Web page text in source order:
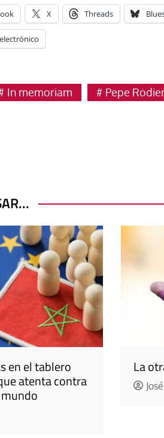
X Threads
In memoriam Pepe
en el tablero
atenta contra
La